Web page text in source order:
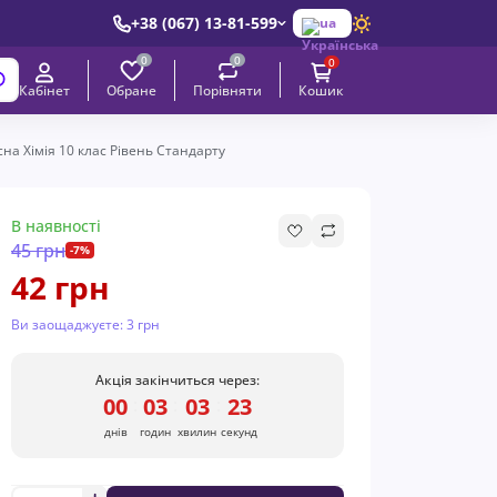
+38 (067) 13-81-599 ua
Кабінет
0
Обране
0
Порівняти
0
Кошик
Хімія 10 клас Рівень Стандарту
В наявності
45 грн -7%
42 грн
Ви заощаджуєте:3 грн
Акція закінчиться через:
00
днів
03
годин
03
хвилин
22
секунд